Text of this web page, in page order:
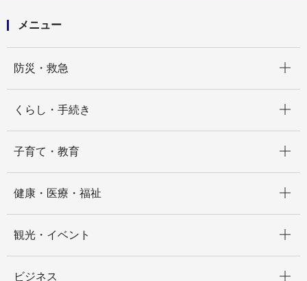
メニュー
防災・救急
くらし・手続き
子育て・教育
健康・医療・福祉
観光・イベント
ビジネス